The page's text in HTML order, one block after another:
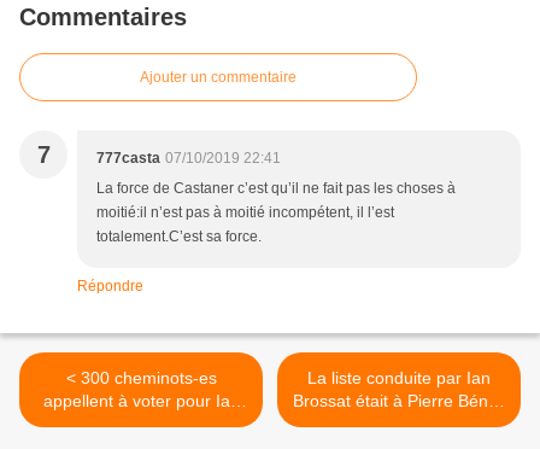
Commentaires
Ajouter un commentaire
7 777casta 07/10/2019 22:41
La force de Castaner c’est qu’il ne fait pas les choses à
moitié:il n’est pas à moitié incompétent, il l’est
totalement.C’est sa force.
Répondre
< 300 cheminots-es
appellent à voter pour Ian
Brossat le 26 mai
La liste conduite par Ian
Brossat était à Pierre Bénite
ce samedi 4 mai. Succès et